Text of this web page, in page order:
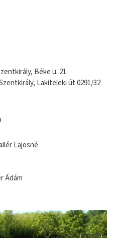
Béke u. 21.
Lakiteleki út 0291/32
Lajosné
Ádám